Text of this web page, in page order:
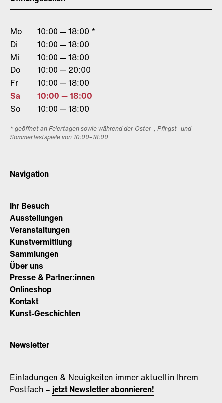
Mo
10:00 — 18:00 *
Di
10:00 — 18:00
Mi
10:00 — 18:00
Do
10:00 — 20:00
Fr
10:00 — 18:00
Sa
10:00 — 18:00
So
10:00 — 18:00
* geöffnet an Feiertagen sowie während der Oster-, Pfingst- und
Sommerfestspiele von 10:00–18:00
Navigation
Ihr Besuch
Ausstellungen
Veranstaltungen
Kunstvermittlung
Sammlungen
Über uns
Presse & Partner:innen
Onlineshop
Kontakt
Kunst-Geschichten
Newsletter
Einladungen & Neuigkeiten immer aktuell in Ihrem
Postfach – jetzt Newsletter abonnieren!